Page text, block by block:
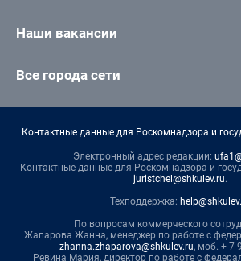
Наши вакансии
Все города сети
Контактные данные для Роскомнадзора и
Электронный адрес редакции:
Контактные данные для Роскомнадзора и
juristchel@shkulev.ru.
Техподдержка:
По вопросам коммерческого
Жапарова Жанна, менеджер по работе с
zhanna.zhaparova@shkulev.ru, моб. + 7
Ревина Мария, директор по работе с